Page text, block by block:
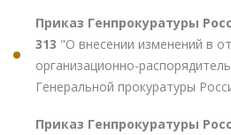
Приказ Генпрокуратуры
313 "О внесении изменений в
организационно-
Генеральной прокуратуры
Приказ Генпрокуратуры